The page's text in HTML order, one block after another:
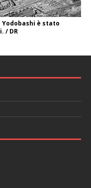
è stato
/ DR